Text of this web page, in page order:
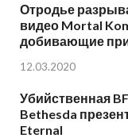
Отродье
видео Mortal
добивающие
12.03.2020
Убийственная
Bethesda
Eternal